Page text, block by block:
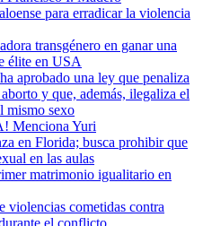
para erradicar la violencia
transgénero en ganar una
élite en USA
aprobado una ley que penaliza
y que, además, ilegaliza el
mismo sexo
Menciona Yuri
en Florida; busca prohibir que
en las aulas
matrimonio igualitario en
violencias cometidas contra
el conflicto